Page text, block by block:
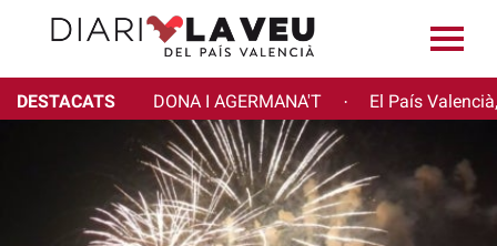
DESTACATS DONA I AGERMANA'T · El País